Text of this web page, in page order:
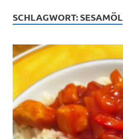
SCHLAGWORT: SESAMÖL